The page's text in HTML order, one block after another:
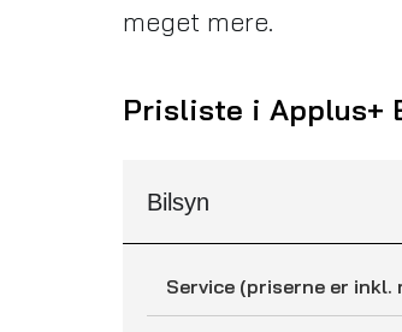
meget mere.
Prisliste i Applus+
Bilsyn
Service (priserne er